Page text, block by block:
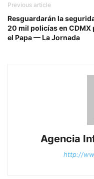
Previous article
Resguardarán la
20 mil policías en CDMX
el Papa — La Jornada
Agencia
http://